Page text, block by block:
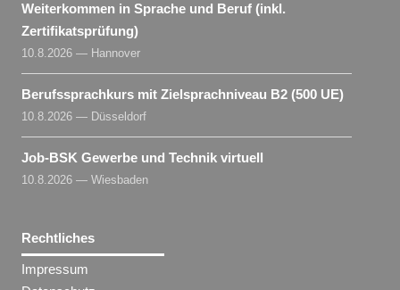
Weiterkommen in Sprache und Beruf (inkl.
Zertifikatsprüfung)
10.8.2026 — Hannover
Berufssprachkurs mit Zielsprachniveau B2 (500 UE)
10.8.2026 — Düsseldorf
Job-BSK Gewerbe und Technik virtuell
10.8.2026 — Wiesbaden
Rechtliches
Impressum